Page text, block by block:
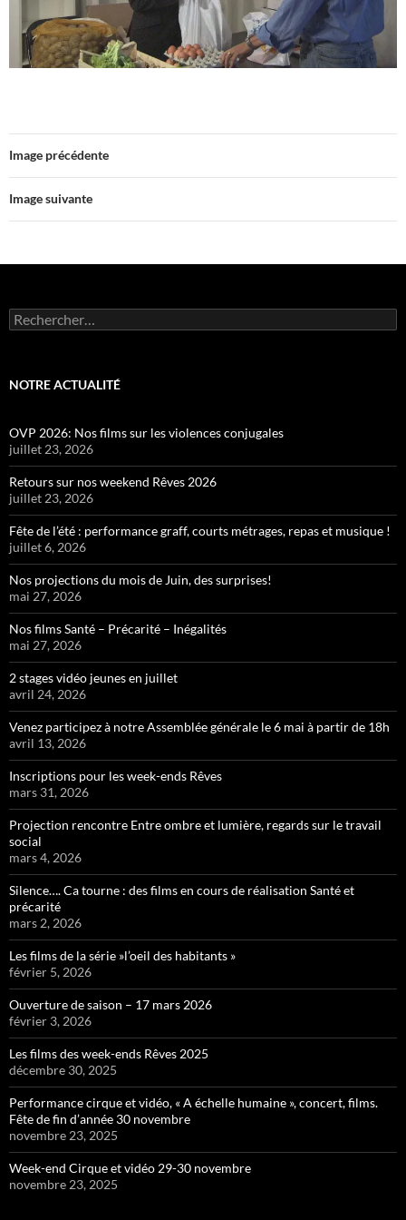
Image précédente
Image suivante
Rechercher :
NOTRE ACTUALITÉ
OVP 2026: Nos films sur les violences conjugales
juillet 23, 2026
Retours sur nos weekend Rêves 2026
juillet 23, 2026
Fête de l’été : performance graff, courts métrages, repas et musique !
juillet 6, 2026
Nos projections du mois de Juin, des surprises!
mai 27, 2026
Nos films Santé – Précarité – Inégalités
mai 27, 2026
2 stages vidéo jeunes en juillet
avril 24, 2026
Venez participez à notre Assemblée générale le 6 mai à partir de 18h
avril 13, 2026
Inscriptions pour les week-ends Rêves
mars 31, 2026
Projection rencontre Entre ombre et lumière, regards sur le travail
social
mars 4, 2026
Silence…. Ca tourne : des films en cours de réalisation Santé et
précarité
mars 2, 2026
Les films de la série »l’oeil des habitants »
février 5, 2026
Ouverture de saison – 17 mars 2026
février 3, 2026
Les films des week-ends Rêves 2025
décembre 30, 2025
Performance cirque et vidéo, « A échelle humaine », concert, films.
Fête de fin d’année 30 novembre
novembre 23, 2025
Week-end Cirque et vidéo 29-30 novembre
novembre 23, 2025